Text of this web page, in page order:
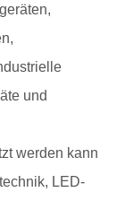
und
werden kann
LED-